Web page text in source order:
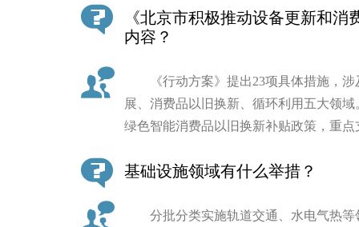
个人服务
便民服务
中介服务
政民互动
12345网上接诉即办
《北京市积极推动设备更新和
内容？
《行动方案》提出23项具体措施，涉
展、消费品以旧换新、循环利用五大领
绿色智能消费品以旧换新补贴政策，重
基础设施领域有什么举措？
分批分类实施轨道交通、水电气热等